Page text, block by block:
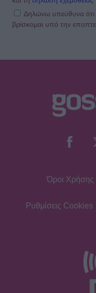
Δηλώνω υπεύθυνα ότι
βρίσκομαι υπό την
Όροι Χρήσης
Ρυθμίσεις Cookies